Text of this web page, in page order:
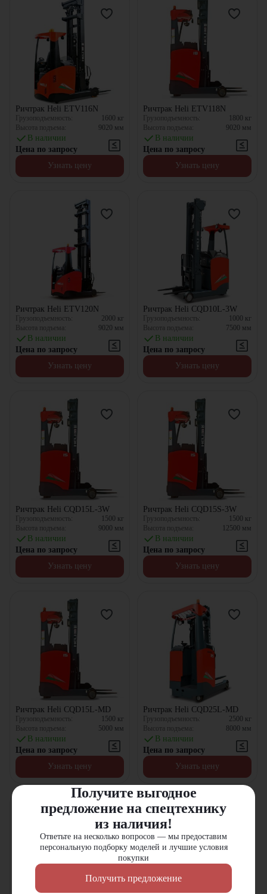
Ричтрак Heli ETV116N
Грузоподъемность: 1600 кг
Высота подъема:
9020 мм
В наличии
Цена по запросу
Узнать цену
Ричтрак Heli ETV118N
Грузоподъемность: 1800 кг
Высота подъема:
9020 мм
В наличии
Цена по запросу
Узнать цену
Ричтрак Heli ETV120N
Грузоподъемность: 2000 кг
Высота подъема:
9020 мм
В наличии
Цена по запросу
Узнать цену
Ричтрак Heli CQD10L-3W
Грузоподъемность: 1000 кг
Высота подъема:
7500 мм
В наличии
Цена по запросу
Узнать цену
Ричтрак Heli CQD15L-3W
Грузоподъемность: 1500 кг
Высота подъема:
9000 мм
В наличии
Цена по запросу
Узнать цену
Ричтрак Heli CQD15S-3W
Грузоподъемность: 1500 кг
Высота подъема:
12500 мм
В наличии
Цена по запросу
Узнать цену
Ричтрак Heli CQD15L-MD
Грузоподъемность: 1500 кг
Высота подъема:
5000 мм
В наличии
Цена по запросу
Узнать цену
Ричтрак Heli CQD25L-MD
Грузоподъемность: 2500 кг
Высота подъема:
8000 мм
В наличии
Цена по запросу
Узнать цену
Получите выгодное
предложение на спецтехнику
из наличия!
Ответьте на несколько вопросов — мы предоставим
персональную подборку моделей и лучшие условия
покупки
Получить предложение